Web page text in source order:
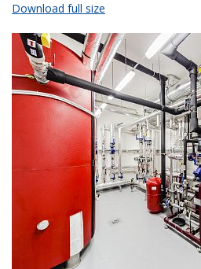
Download full size